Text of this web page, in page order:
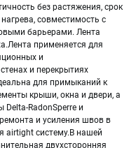
без растяжения, срок
совместимость с
барьерами. Лента
применяется для
и
и перекрытиях
для примыканий к
крыши, окна и двери, а
RadonSperre и
и усиления швов в
airtight систему.В нашей
двухсторонняя